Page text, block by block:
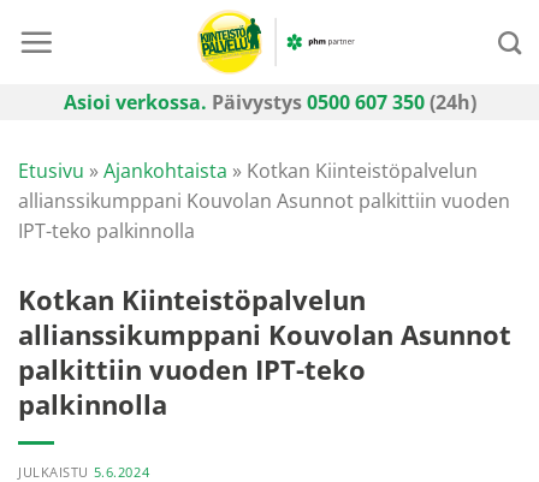
Asioi verkossa. Päivystys0500 607 350(24h)
Etusivu »Ajankohtaista » Kotkan Kiinteistöpalvelun
allianssikumppani Kouvolan Asunnot palkittiin vuoden
IPT-teko palkinnolla
Kotkan Kiinteistöpalvelun
allianssikumppani Kouvolan Asunnot
palkittiin vuoden IPT-teko
palkinnolla
JULKAISTU 5.6.2024